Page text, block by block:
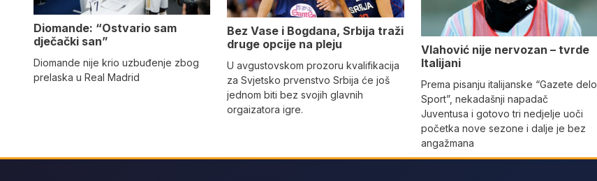
Diomande: “Ostvario sam
dječački san”
Diomande nije krio uzbuđenje zbog
prelaska u Real Madrid
Bez Vase i Bogdana, Srbija traži
druge opcije na pleju
U avgustovskom prozoru kvalifikacija
za Svjetsko prvenstvo Srbija će još
jednom biti bez svojih glavnih
orgaizatora igre.
Vlahović nije nervozan – tvrde
Italijani
Prema pisanju italijanske “Gazete delo
Sport”, nekadašnji napadač
Juventusa i gotovo tri nedjelje uoči
početka nove sezone i dalje je bez
angažmana